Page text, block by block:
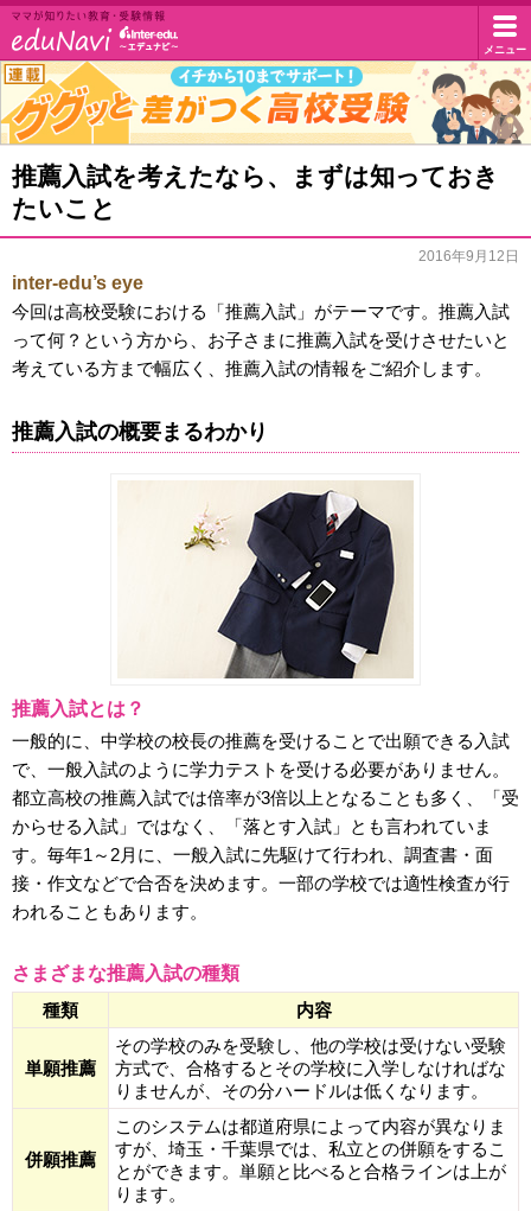
イ
ン
タ
ー
エ
デ
ュ・
ド
エ
デ
ュ
ナ
ビ
マ
マ
が
知
り
た
い
育・
験
情
報
メニュー
グ
グ
ッ
と
差
が
く
推薦入試を考えたなら、まずは知っておき
たいこと
2016年9月12日
inter-edu’s eye
今回は高校受験における「推薦入試」がテーマです。推薦入試
って何？という方から、お子さまに推薦入試を受けさせたいと
考えている方まで幅広く、推薦入試の情報をご紹介します。
推薦入試の概要まるわかり
推薦入試とは？
一般的に、中学校の校長の推薦を受けることで出願できる入試
で、一般入試のように学力テストを受ける必要がありません。
都立高校の推薦入試では倍率が3倍以上となることも多く、「受
からせる入試」ではなく、「落とす入試」とも言われていま
す。毎年1～2月に、一般入試に先駆けて行われ、調査書・面
接・作文などで合否を決めます。一部の学校では適性検査が行
われることもあります。
さまざまな推薦入試の種類
種類
内容
単願推薦
その学校のみを受験し、他の学校は受けない受験
方式で、合格するとその学校に入学しなければな
りませんが、その分ハードルは低くなります。
併願推薦
このシステムは都道府県によって内容が異なりま
すが、埼玉・千葉県では、私立との併願をするこ
とができます。単願と比べると合格ラインは上が
ります。